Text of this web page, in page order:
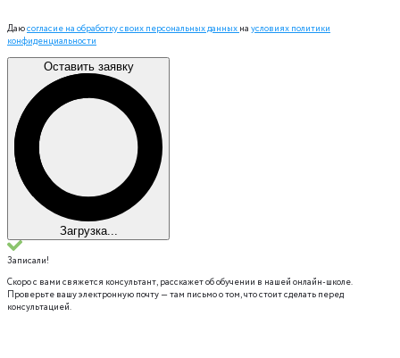
Даюсогласие на обработку своих персональных данных на условиях политики
конфиденциальности
Оставить заявку
Загрузка...
Записали!
Скоро с вами свяжется консультант, расскажет об обучении в нашей онлайн-школе.
Проверьте вашу электронную почту — там письмо о том, что стоит сделать перед
консультацией.